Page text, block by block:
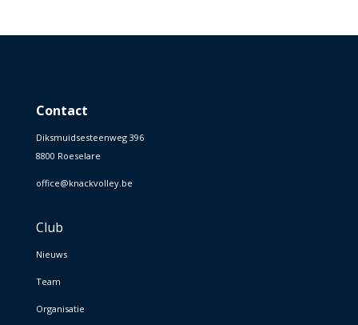
Contact
Diksmuidsesteenweg 396
8800 Roeselare
office@knackvolley.be
Club
Nieuws
Team
Organisatie